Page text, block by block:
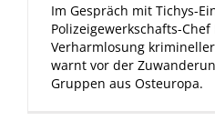
Im Gespräch mit Tichys-
Polizeigewerkschafts-
Verharmlosung
warnt vor der
Gruppen aus Osteuropa.